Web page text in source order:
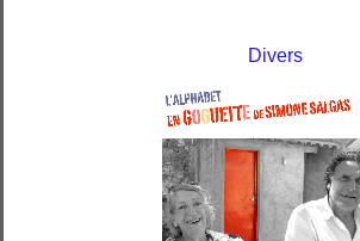
Divers